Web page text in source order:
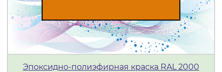
Эпоксидно-полиэфирная краска RAL 2000